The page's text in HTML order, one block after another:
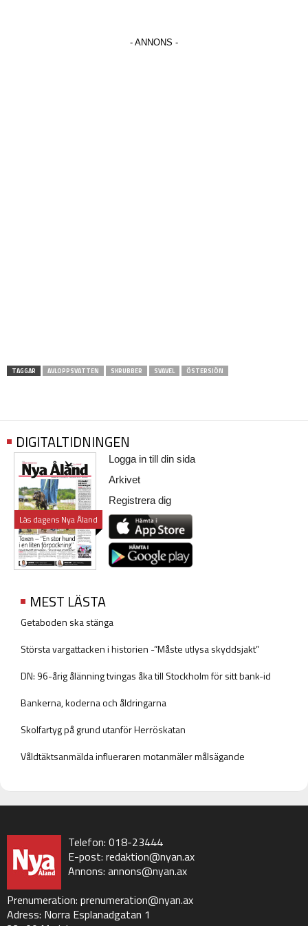
TAGGAR AVLOPPSVATTEN SKRUBBER SVAVEL ÖSTERSJÖN
DIGITALTIDNINGEN
Läs dagens Nya Åland
Logga in till din sida
Arkivet
Registrera dig
MEST LÄSTA
Getaboden ska stänga
Största vargattacken i historien -”Måste utlysa skyddsjakt”
DN: 96-årig ålänning tvingas åka till Stockholm för sitt bank-id
Bankerna, koderna och åldringarna
Skolfartyg på grund utanför Herröskatan
Våldtäktsanmälda influeraren motanmäler målsägande
Telefon: 018-23444
E-post: redaktion@nyan.ax
Annons: annons@nyan.ax
Prenumeration: prenumeration@nyan.ax
Adress: Norra Esplanadgatan 1